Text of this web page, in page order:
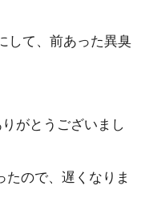
して、前あった異臭
がとうございまし
たので、遅くなりま